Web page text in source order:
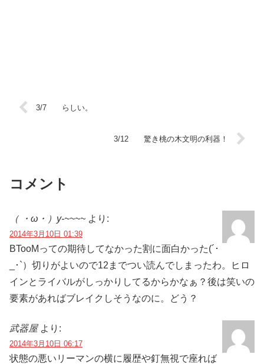
3/7 らしい。
3/12 驚き桃の木文明の利器！
コメント
（ ・ω・）y-~~~~ より:
2014年3月10日 01:39
BTooMっての期待してなかった割に面白かった(´･
_･`）切りがよいので12までつい読んでしまったわ。ヒロ
インとライバルがしっかりしてるからかなぁ？後は笑いの
要素があればブレイクしそうなのに。どう？
武器屋 より:
2014年3月10日 06:17
状態の悪いリーマンの横に履歴や釘無視で座れば